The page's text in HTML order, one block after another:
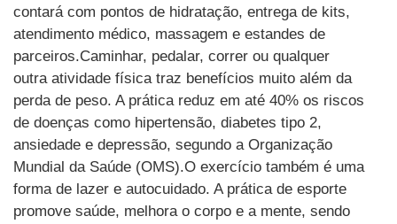
contará com pontos de hidratação, entrega de kits,
atendimento médico, massagem e estandes de
parceiros.Caminhar, pedalar, correr ou qualquer
outra atividade física traz benefícios muito além da
perda de peso. A prática reduz em até 40% os riscos
de doenças como hipertensão, diabetes tipo 2,
ansiedade e depressão, segundo a Organização
Mundial da Saúde (OMS).O exercício também é uma
forma de lazer e autocuidado. A prática de esporte
promove saúde, melhora o corpo e a mente, sendo